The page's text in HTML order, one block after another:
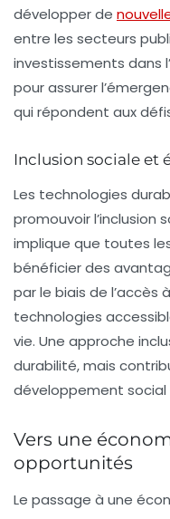
développer de
entre les secteurs
investissements dans
pour assurer
qui répondent aux
Inclusion sociale et
Les technologies
promouvoir l’inclusion
implique que toutes
bénéficier des
par le biais de l’accès
technologies
vie. Une approche
durabilité, mais
développement social
Vers une
opportunités
Le passage à une